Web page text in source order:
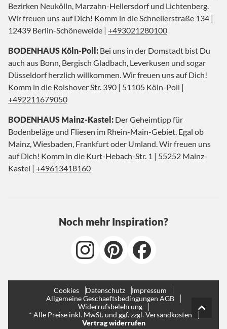
Bezirken Neukölln, Marzahn-Hellersdorf und Lichtenberg.
Wir freuen uns auf Dich! Komm in die Schnellerstraße 134 |
12439 Berlin-Schöneweide | +493021280100
BODENHAUS Köln-Poll: Bei uns in der Domstadt bist Du
auch aus Bonn, Bergisch Gladbach, Leverkusen und sogar
Düsseldorf herzlich willkommen. Wir freuen uns auf Dich!
Komm in die Rolshover Str. 390 | 51105 Köln-Poll |
+492211679050
BODENHAUS Mainz-Kastel: Der Geheimtipp für
Bodenbeläge und Fliesen im Rhein-Main-Gebiet. Egal ob
Mainz, Wiesbaden, Frankfurt oder Umland. Wir freuen uns
auf Dich! Komm in die Kurt-Hebach-Str. 1 | 55252 Mainz-
Kastel | +49613418160
Noch mehr Inspiration?
Cookies Datenschutz
Impressum
Allgemeine Geschaeftsbedingungen AGB
Widerrufsbelehrung
* Alle Preise inkl. MwSt. und ggf. zzgl. Versandkosten
Vertrag widerrufen